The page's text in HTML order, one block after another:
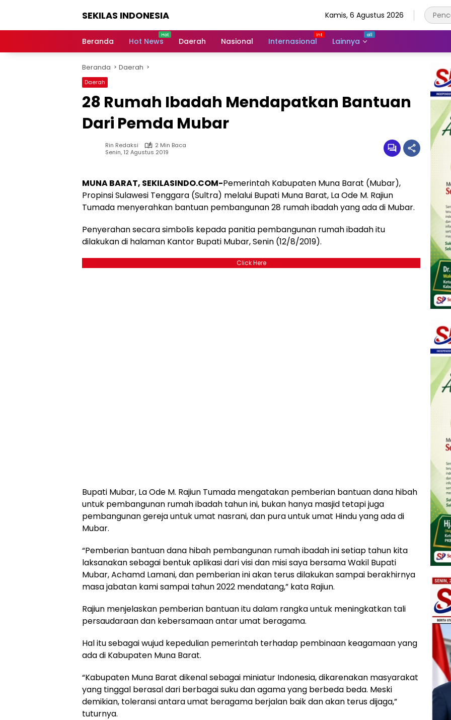
SEKILAS INDONESIA
Terkini,
Latest
World,
Headlines,
News
Kamis, 6 Agustus 2026
Beranda Hot News Daerah Nasional Internasional Lainnya
Beranda Daerah
Daerah
28 Rumah Ibadah Mendapatkan Bantuan
Dari Pemda Mubar
Rin Redaksi
2 Min Baca
Senin, 12 Agustus 2019
MUNA BARAT, SEKILASINDO.COM-Pemerintah Kabupaten Muna Barat (Mubar),
Propinsi Sulawesi Tenggara (Sultra) melalui Bupati Muna Barat, La Ode M. Rajiun
Tumada menyerahkan bantuan pembangunan 28 rumah ibadah yang ada di Mubar.
Penyerahan secara simbolis kepada panitia pembangunan rumah ibadah itu
dilakukan di halaman Kantor Bupati Mubar, Senin (12/8/2019).
Click Here
Bupati Mubar, La Ode M. Rajiun Tumada mengatakan pemberian bantuan dana hibah
untuk pembangunan rumah ibadah tahun ini, bukan hanya masjid tetapi juga
pembangunan gereja untuk umat nasrani, dan pura untuk umat Hindu yang ada di
Mubar.
“Pemberian bantuan dana hibah pembangunan rumah ibadah ini setiap tahun kita
laksanakan sebagai bentuk aplikasi dari visi dan misi saya bersama Wakil Bupati
Mubar, Achamd Lamani, dan pemberian ini akan terus dilakukan sampai berakhirnya
masa jabatan kami sampai tahun 2022 mendatang,” kata Rajiun.
Rajiun menjelaskan pemberian bantuan itu dalam rangka untuk meningkatkan tali
persaudaraan dan kebersamaan antar umat beragama.
Hal itu sebagai wujud kepedulian pemerintah terhadap pembinaan keagamaan yang
ada di Kabupaten Muna Barat.
“Kabupaten Muna Barat dikenal sebagai miniatur Indonesia, dikarenakan masyarakat
yang tinggal berasal dari berbagai suku dan agama yang berbeda beda. Meski
demikian, toleransi antara umat beragama berjalan baik dan akan terus dijaga,”
tuturnya.